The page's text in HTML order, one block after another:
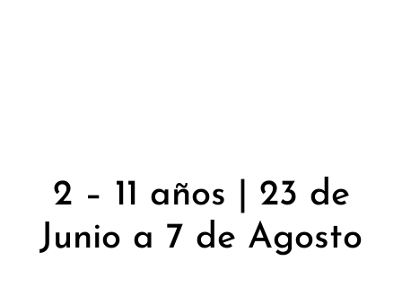
2 – 11 años | 23 de
Junio a 7 de Agosto